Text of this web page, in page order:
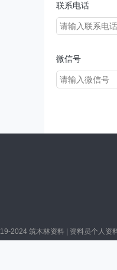
联系电话
微信号
2024 筑木林资料 | 资料员个人资